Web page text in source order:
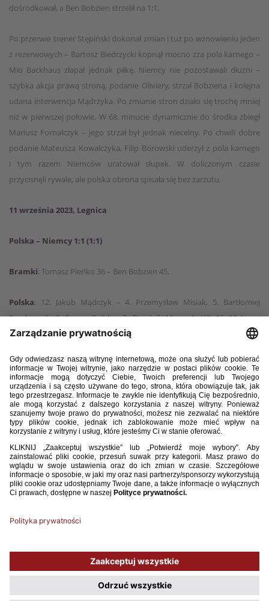
dośrodkował, a Ben Bobzien strzelił na 1:1.
Po przerwie trener Stępiński dokonał zmian i tuż po wznowieniu jeden
z rezerwowych – Bartosz Biedrzycki kopnął mocno zza pola karnego –
Mio Backhaus złapał jednak piłkę. Niemcy nie pozostawali dłużni –
szybka akcja prawą stroną, podanie Oliviery, strzał Bobziena i kolejna
udana interwencja Mądrzyka. Po zmianie stron działo się trochę mniej
niż w pierwszej połowie. W 68. minucie dynamicznie do środka zbiegł
Mariusz Fornalczyk – jego strzał był jednak niecelny. Po chwili dobre
podanie Mateusza Kowalczyka, Filip Borowski uderzył z pola karnego
i tym razem Niemców uratował słupek. W doliczonym czasie
przycisnęli rywale, ale polska obrona spisała się bez zarzutu.
11 września 2023, Legnica
Polska – Niemcy 1:1 (1:1)
Bramki: Tomasz Pieńko 36 – Ben Bobzien 45.
Polska: 12. Jakub Mądrzyk – 4. Przemysław Misiak, 5. Bartłomiej
Smolarczyk, 3. Cezary Polak – 7. Dominik Marczuk (62, 15. Mateusz
Kowalczyk), 8. Tomasz Neugebauer (46, 11. Mariusz Fornalczyk), 6.
Filip Borowski), 21. Tomasz Pieńko (46, 23. Kacper Duda), 17. Marcel
Błachewicz (46, 19. Bartosz Biedrzycki) – 14. Jordan Majchrzak (85, 10.
Jakub Branecki).
Niemcy: 1. Mio Backhaus – 22. Nicolas Oliveira (81, 2. Julian
Eitschberger), 14. Nnamdi Collins (72, 15. Tim Oermann), 5. Joshua
Quarshie, 3. Lukas Ullrich (81, 13. Benedikt Bauer) – 11. Yusuf Kabadayi,
16. Mattes Hansen, 6. Caspar Jander (72, 8. Aljoscha Kemlein), 21. Frans
Kratzig (72, 20. Marius Wörl), 7. Justin Diehl (85, 10. Mika Baur) – 17. Ben
: Marcin Kochanek (Polska).
Używamy plików cookies, aby ułatwić Ci korzystanie z naszego serwisu
oraz do celów statystycznych. Jeśli nie blokujesz tych plików, to zgadzasz
się na ich użycie oraz zapisanie w pamięci urządzenia. Pamiętaj, że